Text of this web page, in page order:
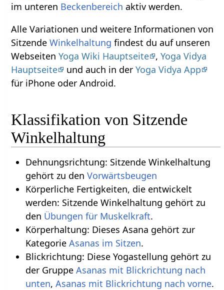
im unteren Beckenbereich aktiv werden.
Alle Variationen und weitere Informationen von
SitzendeWinkelhaltung findest du auf unseren
WebseitenYoga Wiki Hauptseite ,Yoga Vidya
Hauptseite
und auch in derYoga Vidya App
für iPhone oder Android.
Klassifikation von Sitzende
Winkelhaltung
Dehnungsrichtung: Sitzende Winkelhaltung
gehört zu den Vorwärtsbeugen
Körperliche Fertigkeiten, die entwickelt
werden: Sitzende Winkelhaltung gehört zu
den Übungen für Muskelkraft.
Körperhaltung: Dieses Asana gehört zur
Kategorie Asanas im Sitzen.
Blickrichtung: Diese Yogastellung gehört zu
der Gruppe Asanas mit Blickrichtung nach
unten, Asanas mit Blickrichtung nach vorne.